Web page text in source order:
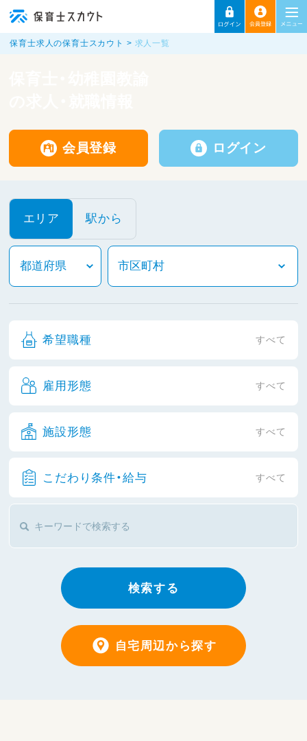
保育士求人の保育士スカウト 求人一覧
会員登録 ログイン
エリア 駅から
希望職種 すべて
雇用形態 すべて
施設形態 すべて
こだわり条件・給与 すべて
検索する
自宅周辺から探す